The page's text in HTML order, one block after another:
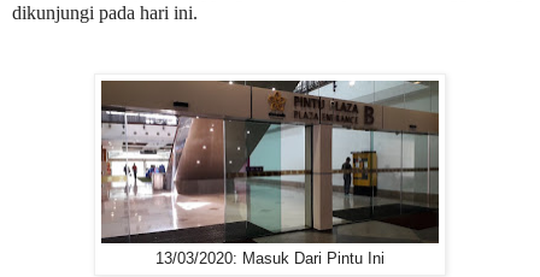
dikunjungi pada hari ini.
13/03/2020: Masuk Dari Pintu Ini